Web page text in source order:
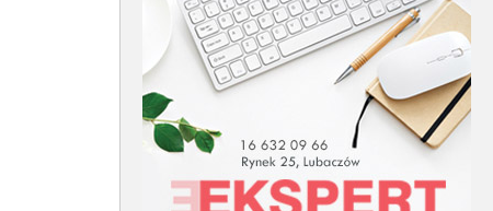
Uroczystości patriotyczne
w Podlesiu gm Lubaczów
w Podlesiu